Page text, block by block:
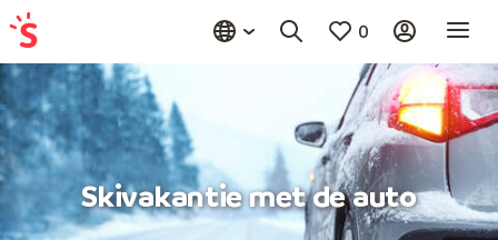
0
Skivakantie met de auto